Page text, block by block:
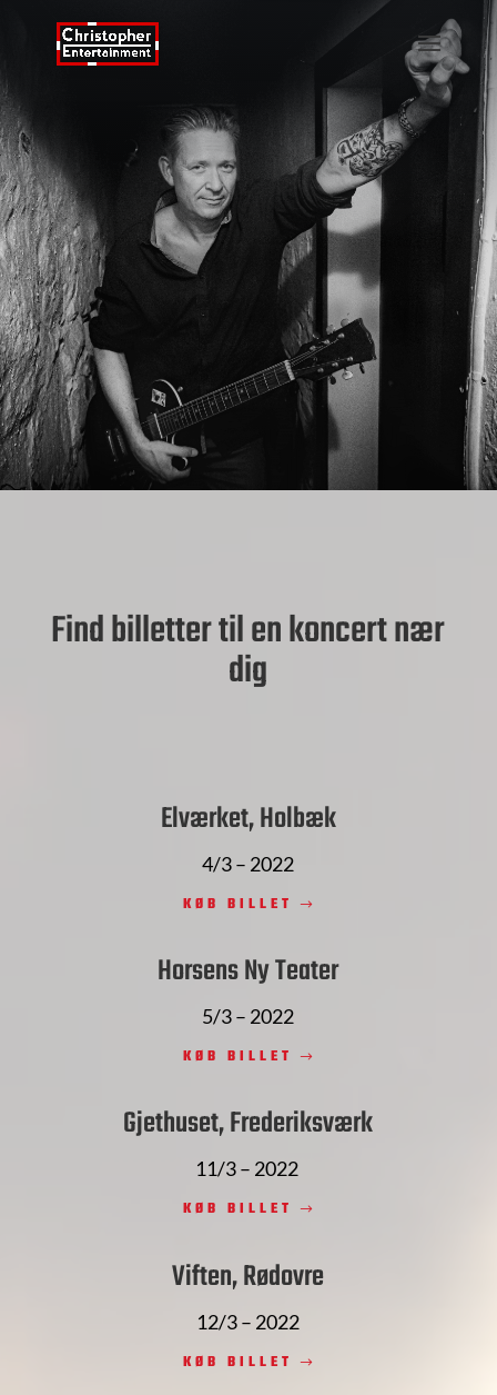
ANDERS
BLICHFELDT ALENE
PÅ SCENEN
Find billetter til en koncert nær
dig
Elværket, Holbæk
4/3 – 2022
KØB BILLET
Horsens Ny Teater
5/3 – 2022
KØB BILLET
Gjethuset, Frederiksværk
11/3 – 2022
KØB BILLET
Viften, Rødovre
12/3 – 2022
KØB BILLET